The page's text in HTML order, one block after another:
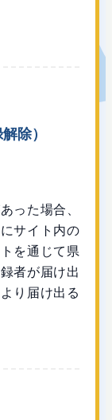
除）
った場合、
サイト内の
を通じて県
者が届け出
り届け出る